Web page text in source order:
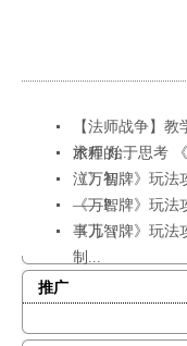
【法师战争】
术师的...
旅程 始于思考
泣》初...
《万智牌》玩法
——P...
《万智牌》玩法
事儿（...
《万智牌》玩法
制...
推广